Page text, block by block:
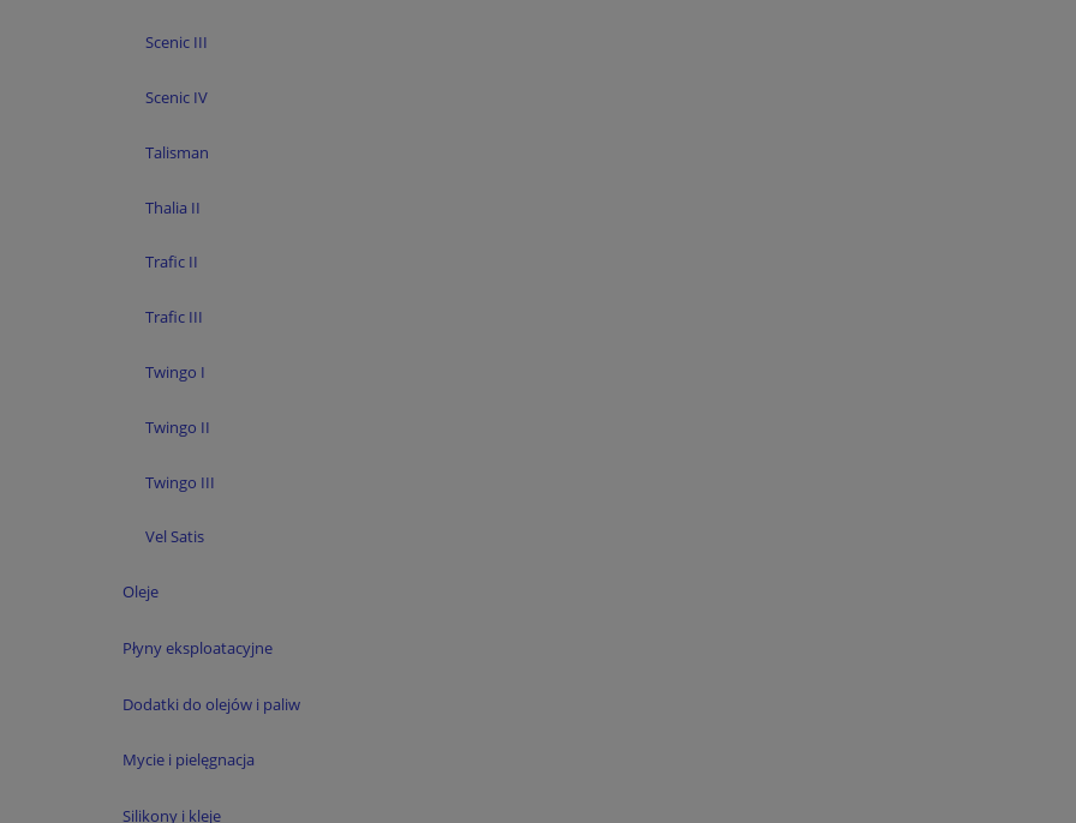
Scenic III
Scenic IV
Talisman
Thalia II
Trafic II
Trafic III
Twingo I
Twingo II
Twingo III
Vel Satis
Oleje
Płyny eksploatacyjne
Dodatki do olejów i paliw
Mycie i pielęgnacja
Silikony i kleje